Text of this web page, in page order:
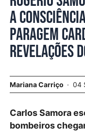
a
paragem
revelações
Mariana Carriço 04
Carlos Samora
bombeiros